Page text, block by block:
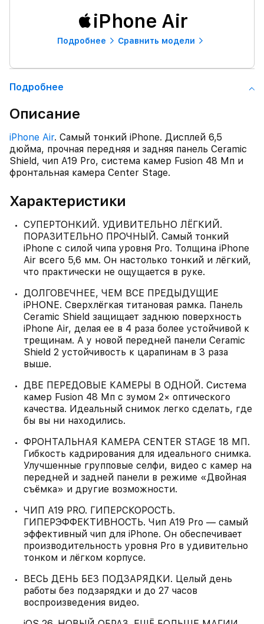
iPhone Air
Подробнее Сравнить модели
Подробнее
Описание
iPhone Air. Самый тонкий iPhone. Дисплей 6,5
дюйма, прочная передняя и задняя панель Ceramic
Shield, чип A19 Pro, система камер Fusion 48 Мп и
фронтальная камера Center Stage.
Характеристики
СУПЕРТОНКИЙ. УДИВИТЕЛЬНО ЛЁГКИЙ.
ПОРАЗИТЕЛЬНО ПРОЧНЫЙ. Самый тонкий
iPhone с силой чипа уровня Pro. Толщина iPhone
Air всего 5,6 мм. Он настолько тонкий и лёгкий,
что практически не ощущается в руке.
ДОЛГОВЕЧНЕЕ, ЧЕМ ВСЕ ПРЕДЫДУЩИЕ
iPHONE. Сверхлёгкая титановая рамка. Панель
Ceramic Shield защищает заднюю поверхность
iPhone Air, делая ее в 4 раза более устойчивой к
трещинам. А у новой передней панели Ceramic
Shield 2 устойчивость к царапинам в 3 раза
выше.
ДВЕ ПЕРЕДОВЫЕ КАМЕРЫ В ОДНОЙ. Система
камер Fusion 48 Мп с зумом 2× оптического
качества. Идеальный снимок легко сделать, где
бы вы ни находились.
ФРОНТАЛЬНАЯ КАМЕРА CENTER STAGE 18 МП.
Гибкость кадрирования для идеального снимка.
Улучшенные групповые селфи, видео с камер на
передней и задней панели в режиме «Двойная
съёмка» и другие возможности.
ЧИП A19 PRO. ГИПЕРСКОРОСТЬ.
ГИПЕРЭФФЕКТИВНОСТЬ. Чип A19 Pro — самый
эффективный чип для iPhone. Он обеспечивает
производительность уровня Pro в удивительно
тонком и лёгком корпусе.
ВЕСЬ ДЕНЬ БЕЗ ПОДЗАРЯДКИ. Целый день
работы без подзарядки и до 27 часов
воспроизведения видео.